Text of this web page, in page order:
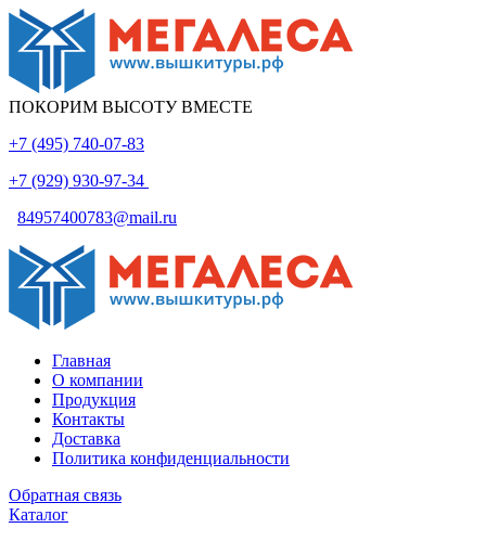
ПОКОРИМ ВЫСОТУ ВМЕСТЕ
+7 (495) 740-07-83
+7 (929) 930-97-34
84957400783@mail.ru
Главная
О компании
Продукция
Контакты
Доставка
Политика конфиденциальности
Обратная связь
Каталог